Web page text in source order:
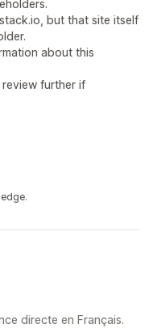
but that site itself
about this
further if
directe en Français.